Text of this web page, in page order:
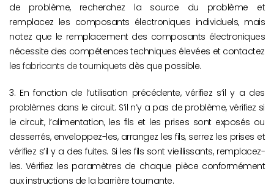
de problème, recherchez la source du problème et
remplacez les composants électroniques individuels, mais
notez que le remplacement des composants électroniques
nécessite des compétences techniques élevées et contactez
les fabricants de tourniquets dès que possible.
3. En fonction de l’utilisation précédente, vérifiez s’il y a des
problèmes dans le circuit. S’il n’y a pas de problème, vérifiez si
le circuit, l’alimentation, les fils et les prises sont exposés ou
desserrés, enveloppez-les, arrangez les fils, serrez les prises et
vérifiez s’il y a des fuites. Si les fils sont vieillissants, remplacez-
les. Vérifiez les paramètres de chaque pièce conformément
aux instructions de la barrière tournante.